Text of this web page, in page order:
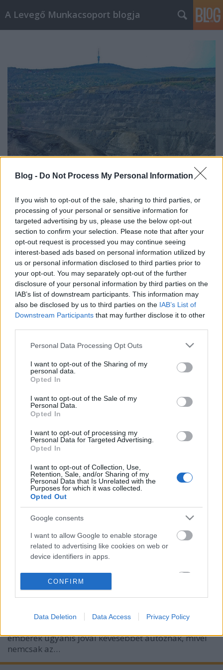
Blog - Do Not Process My Personal Information
If you wish to opt-out of the sale, sharing to third parties, or
processing of your personal or sensitive information for
targeted advertising by us, please use the below opt-out
section to confirm your selection. Please note that after your
opt-out request is processed you may continue seeing
interest-based ads based on personal information utilized by
us or personal information disclosed to third parties prior to
your opt-out. You may separately opt-out of the further
disclosure of your personal information by third parties on the
IAB’s list of downstream participants. This information may
also be disclosed by us to third parties on the IAB’s List of
Downstream Participants that may further disclose it to other
Please note that this website/app uses one or more Google
not limited to your visit or usage behaviour. You may click to
grant or deny consent to Google and its third-party tags to
use your data for below specified purposes in below Google
consent section.
Personal Data Processing Opt Outs
I want to opt-out of the Sharing of my
personal data.
Opted In
I want to opt-out of the Sale of my
Personal Data.
Opted In
I want to opt-out of processing my
Personal Data for Targeted Advertising.
Opted In
I want to opt-out of Collection, Use,
Retention, Sale, and/or Sharing of my
Personal Data that Is Unrelated with the
Purposes for which it was collected.
Opted Out
Google consents
I want to allow Google to enable storage
related to advertising like cookies on web or
device identifiers in apps.
Google for online advertising purposes.
personalized advertising.
I want to allow Google to enable storage
related to analytics like cookies on web or
CONFIRM
Data Deletion Data Access Privacy Policy
A Levegő Munkacsoport blogja
A szénbányászat
metánkibocsátásának csökkentési
lehetőségei
Levegő Munkacsoport•2025. október 21.
A metán erős üvegházhatású gáz, eddig mégsem
irányult figyelem a csökkentésére. Egy nemzetközi
projekt keretében a Levegő Munkacsoport részletes
javaslatokat dolgoz ki az egyes érintett ágazatok
metánkibocsátásának csökkentésére. Ennek
keretében készült el Dr. Szilágyiné Dr. Sebők Szilvia
Gabriella…
Kereshetnek sok pénzt az
autógyártók azzal is, ha kevesebb
kocsit adnak el
Levegő Munkacsoport•2025. október 12.
Kép a Levegő Munkacsoport „Vennél egy tehenet
azért, hogy igyál egy pohár tejet?" videójából Az
egyik lehetősége a közösségi autók elterjedése. A
emberek ugyanis jóval kevesebbet autóznak, mivel
nemcsak az…